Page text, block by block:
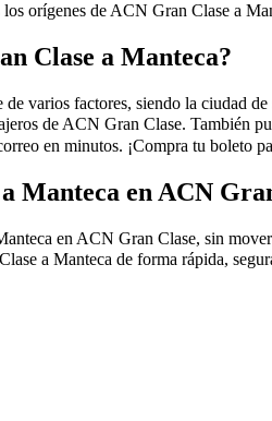
los orígenes de ACN Gran Clase a
Clase a Manteca?
varios factores, siendo la ciudad
de ACN Gran Clase. También
en minutos. ¡Compra tu boleto
Manteca en ACN
en ACN Gran Clase, sin
a Manteca de forma rápida,